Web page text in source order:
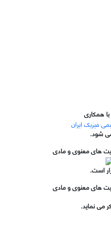
همکاری
شود.
های معنوی و مادی
است.
های معنوی و مادی
می نماید.